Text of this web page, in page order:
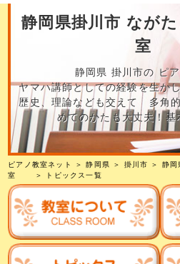
静岡県掛川市 なが
静岡県 掛川市の ピア
ヤマハ講師としての経験を生か
歴史、理論なども交えて 多角
めてのかたも大丈夫！基
ピアノ教室ネット ＞静岡県 ＞ 掛川市 ＞ 静岡
室
＞ トピックス一覧